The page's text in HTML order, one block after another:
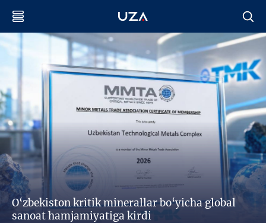
O‘zbekiston kritik minerallar bo‘yicha global
sanoat hamjamiyatiga kirdi